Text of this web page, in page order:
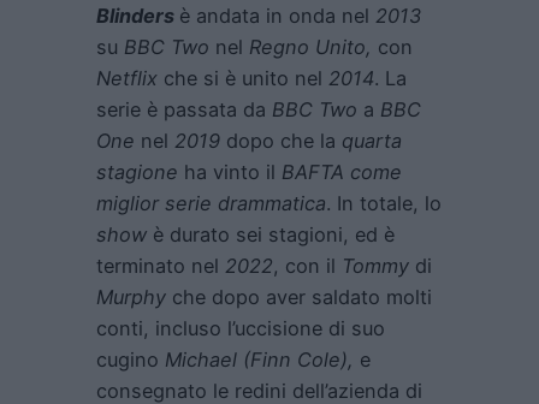
Blinders è andata in onda nel 2013
su BBC Two nel Regno Unito, con
Netflix che si è unito nel 2014. La
serie è passata da BBC Two a BBC
One nel 2019 dopo che la quarta
stagione ha vinto il BAFTA come
miglior serie drammatica. In totale, lo
show è durato sei stagioni, ed è
terminato nel 2022, con il Tommy di
Murphy che dopo aver saldato molti
conti, incluso l’uccisione di suo
cugino Michael (Finn Cole), e
consegnato le redini dell’azienda di